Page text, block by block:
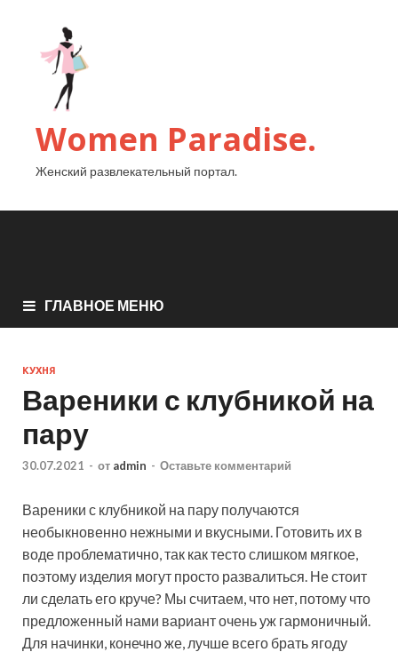
Women Paradise.
Женский развлекательный портал.
ГЛАВНОЕ МЕНЮ
КУХНЯ
Вареники с клубникой на
пару
30.07.2021 - от admin - Оставьте комментарий
Вареники с клубникой на пару получаются
необыкновенно нежными и вкусными. Готовить их в
воде проблематично, так как тесто слишком мягкое,
поэтому изделия могут просто развалиться. Не стоит
ли сделать его круче? Мы считаем, что нет, потому что
предложенный нами варианточень уж гармоничный.
Для начинки, конечно же, лучше всего брать ягоду